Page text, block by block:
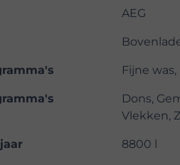
AEG
Fijne
Dons,
Vlekken,
8800 l